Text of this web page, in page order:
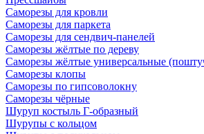
Саморезы для кровли
Саморезы для паркета
Саморезы для сендвич-панелей
Саморезы жёлтые по дереву
Саморезы жёлтые универсальные
Саморезы клопы
Саморезы по гипсоволокну
Саморезы чёрные
Шуруп костыль Г-образный
Шурупы с кольцом